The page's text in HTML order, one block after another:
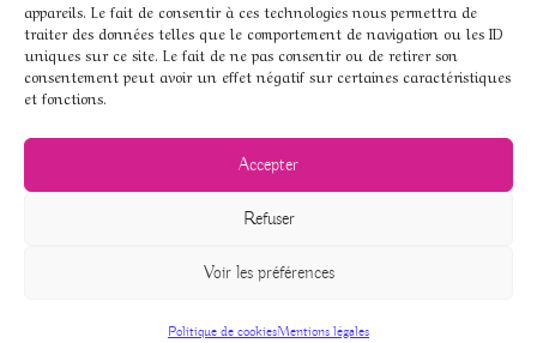
appareils. Le fait de consentir à ces technologies nous permettra de
traiter des données telles que le comportement de navigation ou les ID
uniques sur ce site. Le fait de ne pas consentir ou de retirer son
consentement peut avoir un effet négatif sur certaines caractéristiques
et fonctions.
Accepter
Refuser
Voir les préférences
Politique de cookiesMentions légales
Mon compte
Mentions légales
Conditions générales de vente
Politique de cookies (UE)
© Pierres de coeur - 2026